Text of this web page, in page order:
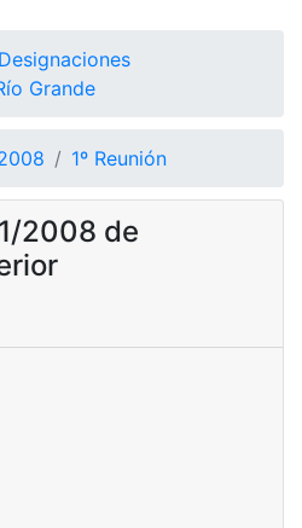
Designaciones
Grande
1º Reunión
2008 de